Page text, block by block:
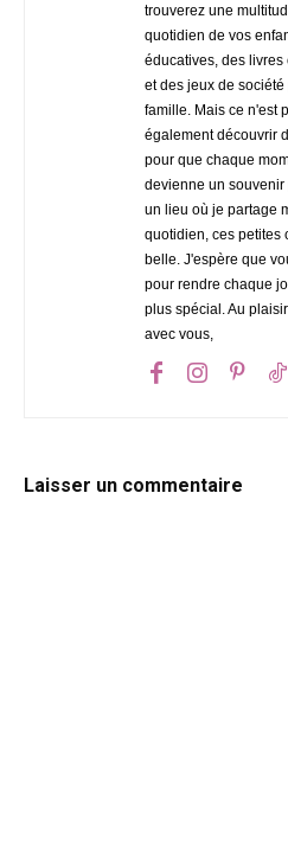
trouverez une
quotidien de vos
éducatives, des livres
et des jeux de
famille. Mais ce n'est
également découvrir
pour que chaque
devienne un
un lieu où je partage
quotidien, ces petites
belle. J'espère que
pour rendre chaque
plus spécial. Au
avec vous,
Laisser un commentaire